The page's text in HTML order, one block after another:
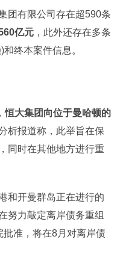
团有限公司存在超590条
亿元，此外还存在多条
终本案件信息。
恒大集团向位于曼哈顿的
析报道称，此举旨在保
同时在其他地方进行重
和开曼群岛正在进行的
努力敲定离岸债务重组
准，将在8月对离岸债